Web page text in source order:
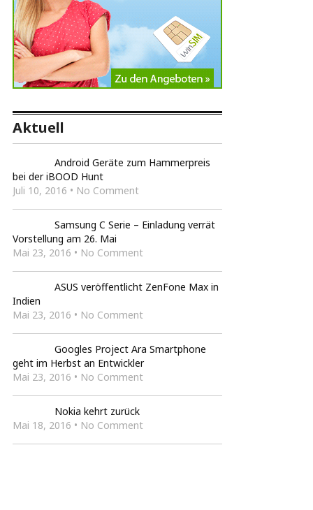
Aktuell
Android Geräte zum Hammerpreis
bei der iBOOD Hunt
Juli 10, 2016 • No Comment
Samsung C Serie – Einladung verrät
Vorstellung am 26. Mai
Mai 23, 2016 • No Comment
ASUS veröffentlicht ZenFone Max in
Indien
Mai 23, 2016 • No Comment
Googles Project Ara Smartphone
geht im Herbst an Entwickler
Mai 23, 2016 • No Comment
Nokia kehrt zurück
Mai 18, 2016 • No Comment